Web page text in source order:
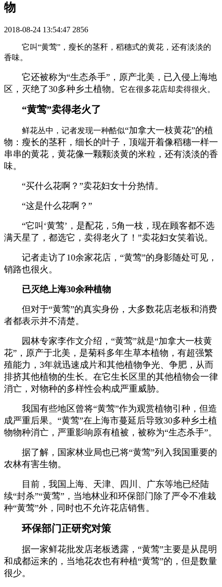
物
2018-08-24 13:54:47 2856
它叫“黄莺” ，瘦长的茎秆，稻穗式的黄花，还有淡淡的
香味。
它还被称为“生态杀手” ，原产北美，已入侵上海地
区，灭绝了30多种乡土植物。 它在很多花店却卖得很火。
“黄莺”卖得老火了
鲜花丛中，记者发现一种酷似“加拿大一枝黄花”的植
物：瘦长的茎秆，细长的叶子，顶端开着像稻穗一样一
串串的黄花，黄花像一颗颗淡黄的米粒，还有淡淡的香
味。
“买什么花啊？ ”卖花妇女十分热情。
“这是什么花啊？ ”
“它叫 ‘黄莺’ ，是配花， 5角一枝，现在顾客都不选
满天星了，都选它，卖得老火了！ ”卖花妇女笑着说。
记者走访了10余家花店， “黄莺”的身影随处可见，
销路也很火。
已灭绝上海30余种植物
但对于“黄莺”的真实身份，大多数花店老板和消费
者都表示并不清楚。
园林专家李作文介绍， “黄莺”就是“加拿大一枝黄
花” ，原产于北美，是菊科多年生草本植物，有超强繁
殖能力， 3年就迅速成片和其他植物争光、争肥，从而
排挤其他植物的生长。在它生长区里的其他植物会一律
消亡，对物种的多样性会构成严重威胁。
我国有些地区曾将“黄莺”作为观赏植物引种，但造
成严重后果。 “黄莺”在上海市蔓延后导致30多种乡土植
物物种消亡，严重影响原有植被，被称为“生态杀手”。
据了解，国家林业局也已将“黄莺”列入我国重要的
农林有害生物。
目前，我国上海、天津、四川、广东等地已经陆
续“封杀”“黄莺” ，当地林业和环保部门除了严令不准栽
种“黄莺”外，同时也不允许花店销售。
环保部门正研究对策
据一家鲜花批发店老板透露， “黄莺”主要是从昆明
和成都运来的，当地花农也有种植“黄莺”的，但是数量
很少。